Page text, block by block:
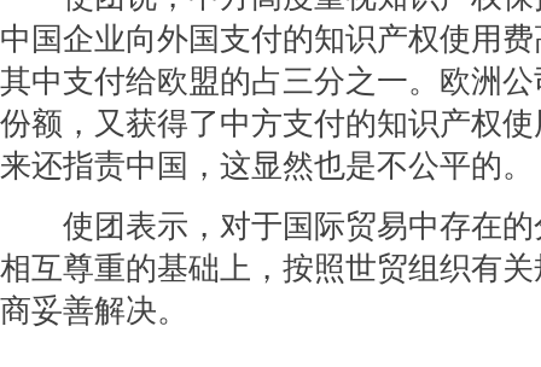
中国企业向外国支付的知识产权使用
其中支付给欧盟的占三分之一。欧洲
份额，又获得了中方支付的知识产权
来还指责中国，这显然也是不公平的。
使团表示，对于国际贸易中存在的
相互尊重的基础上，按照世贸组织有
商妥善解决。